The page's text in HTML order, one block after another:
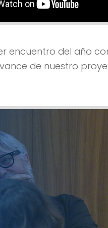
encuentro del año
de nuestro